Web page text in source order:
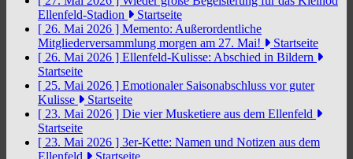
Ellenfeld-Stadion
Startseite
[ 26. Mai 2026 ] Memento: Außerordentliche
Mitgliederversammlung morgen am 27. Mai!
Startseite
[ 26. Mai 2026 ] Ellenfeld-Kulisse: Abschied in Bildern
Startseite
[ 25. Mai 2026 ] Emotionaler Saisonabschluss vor guter
Kulisse
Startseite
[ 23. Mai 2026 ] Die vier Musketiere aus dem Ellenfeld
Startseite
[ 23. Mai 2026 ] 3er-Kette: Namen und Notizen aus dem
Ellenfeld
Startseite